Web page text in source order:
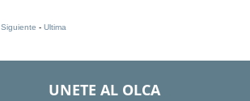
Siguiente - Ultima
UNETE AL OLCA